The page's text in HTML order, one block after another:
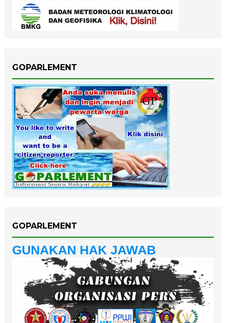
GOPARLEMENT
GOPARLEMENT
GUNAKAN HAK JAWAB